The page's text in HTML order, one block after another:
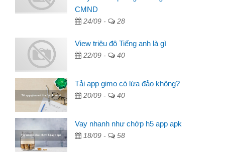
CMND
24/09 - 28
View triệu đô Tiếng anh là gì
22/09 - 40
Tải app gimo có lừa đảo không?
20/09 - 40
Vay nhanh như chớp h5 app apk
18/09 - 58